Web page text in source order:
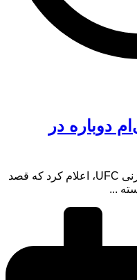
دوباره در
الکس پریرا، قهرمان سابق دو دسته وزنی UFC، اعلام کرد که قصد
...